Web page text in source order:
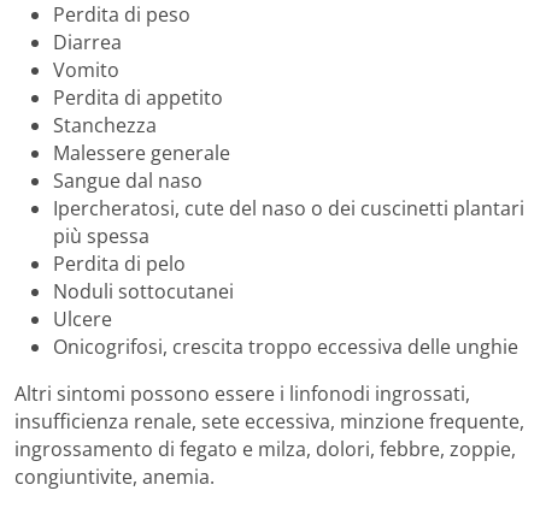
Perdita di peso
Diarrea
Vomito
Perdita di appetito
Stanchezza
Malessere generale
Sangue dal naso
Ipercheratosi, cute del naso o dei cuscinetti plantari
più spessa
Perdita di pelo
Noduli sottocutanei
Ulcere
Onicogrifosi, crescita troppo eccessiva delle unghie
Altri sintomi possono essere i linfonodi ingrossati,
insufficienza renale, sete eccessiva, minzione frequente,
ingrossamento di fegato e milza, dolori, febbre, zoppie,
congiuntivite, anemia.